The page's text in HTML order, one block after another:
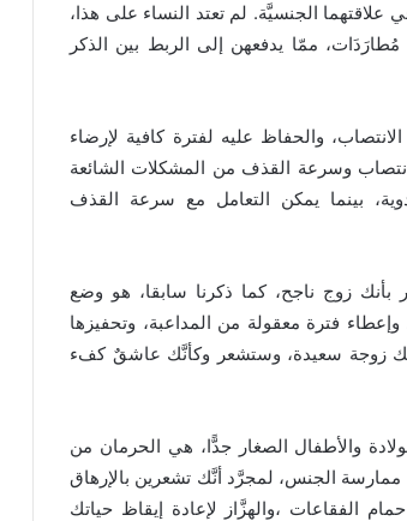
علاقتهما الجنسيَّة. لم تعتد النساء على هذا،
ممّا يدفعهن إلى الربط بين الذكر
والحفاظ عليه لفترة كافية لإرضاء
وسرعة القذف من المشكلات الشائعة
بينما يمكن التعامل مع سرعة القذف
بأنك زوج ناجح، كما ذكرنا سابقا، هو وضع
فترة معقولة من المداعبة، وتحفيزها
زوجة سعيدة، وستشعر وكأنَّك عاشقٌ كفء
والأطفال الصغار جدًّا، هي الحرمان من
الجنس، لمجرَّد أنَّك تشعرين بالإرهاق
الفقاعات ،والهزَّاز لإعادة إيقاظ حياتك